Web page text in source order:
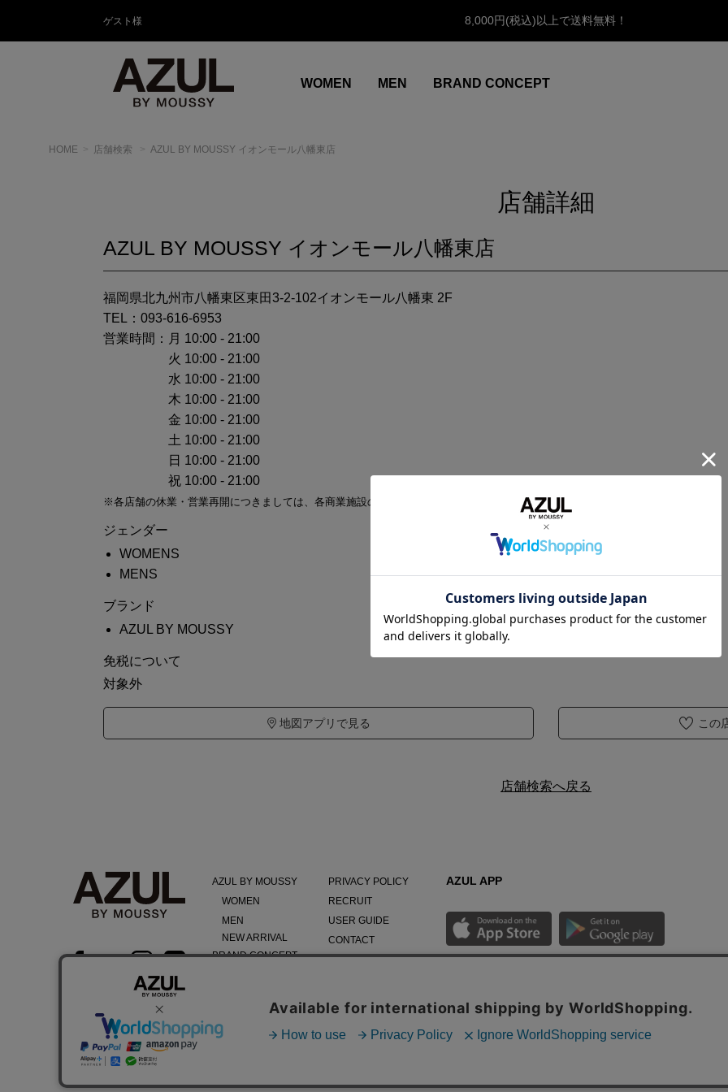
ゲスト様 8,000円(税込)以上で送料無料！
WOMEN MEN BRAND CONCEPT
HOME 店舗検索 AZUL BY MOUSSY イオンモール八幡東店
店舗詳細
AZUL BY MOUSSY イオンモール八幡東店
福岡県北九州市八幡東区東田3-2-102イオンモール八幡東 2F
TEL：093-616-6953
営業時間： 月 10:00 - 21:00
火 10:00 - 21:00
水 10:00 - 21:00
木 10:00 - 21:00
金 10:00 - 21:00
土 10:00 - 21:00
日 10:00 - 21:00
祝 10:00 - 21:00
※各店舗の休業・営業再開につきましては、各商業施設のHP等でご確認ください。
ジェンダー
WOMENS
MENS
ブランド
AZUL BY MOUSSY
免税について
対象外
地図アプリで見る この
店舗検索へ戻る
AZUL BY MOUSSY
WOMEN
MEN
NEW ARRIVAL
BRAND CONCEPT
PRIVACY POLICY
RECRUIT
USER GUIDE
CONTACT
TERMS
AZUL APP
MOUSSYのお得な情報がいち早くチェックできる公式